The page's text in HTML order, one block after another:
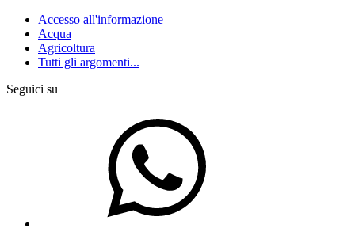
Accesso all'informazione
Acqua
Agricoltura
Tutti gli argomenti...
Seguici su